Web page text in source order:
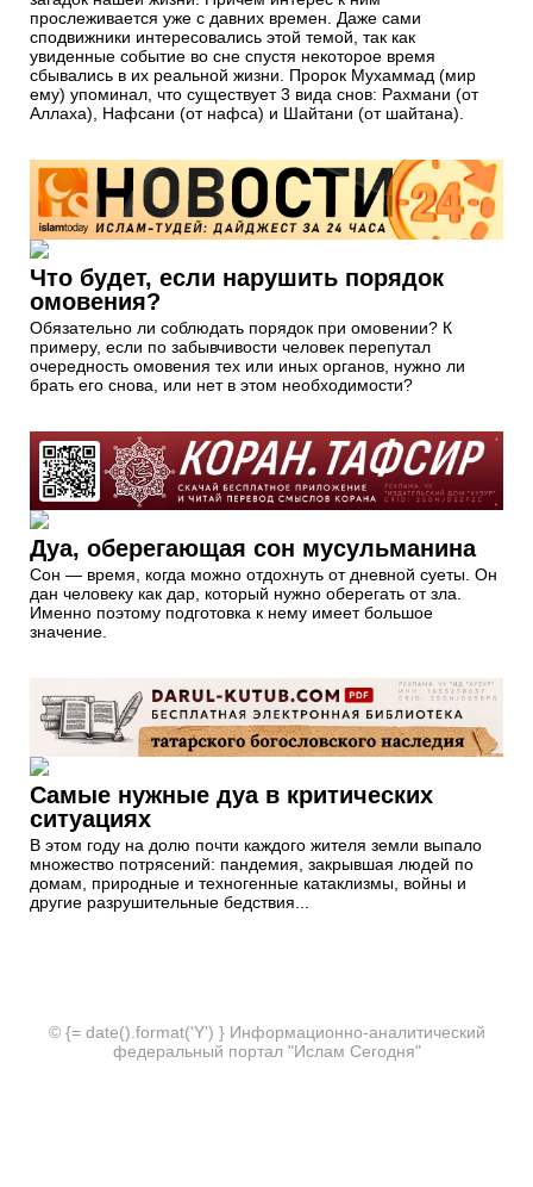
прослеживается уже с давних времен. Даже сами
сподвижники интересовались этой темой, так как
увиденные событие во сне спустя некоторое время
сбывались в их реальной жизни. Пророк Мухаммад (мир
ему) упоминал, что существует 3 вида снов: Рахмани (от
Аллаха), Нафсани (от нафса) и Шайтани (от шайтана).
Что будет, если нарушить порядок
омовения?
Обязательно ли соблюдать порядок при омовении? К
примеру, если по забывчивости человек перепутал
очередность омовения тех или иных органов, нужно ли
брать его снова, или нет в этом необходимости?
Дуа, оберегающая сон мусульманина
Сон — время, когда можно отдохнуть от дневной суеты. Он
дан человеку как дар, который нужно оберегать от зла.
Именно поэтому подготовка к нему имеет большое
значение.
Самые нужные дуа в критических
ситуациях
В этом году на долю почти каждого жителя земли выпало
множество потрясений: пандемия, закрывшая людей по
домам, природные и техногенные катаклизмы, войны и
другие разрушительные бедствия...
© {= date().format('Y') } Информационно-аналитический
федеральный портал "Ислам Сегодня"